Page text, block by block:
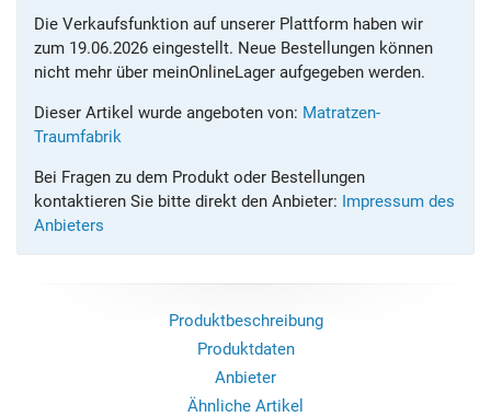
Die Verkaufsfunktion auf unserer Plattform haben wir
zum 19.06.2026 eingestellt. Neue Bestellungen können
nicht mehr über meinOnlineLager aufgegeben werden.
Dieser Artikel wurde angeboten von: Matratzen-
Traumfabrik
Bei Fragen zu dem Produkt oder Bestellungen
kontaktieren Sie bitte direkt den Anbieter: Impressum des
Anbieters
Produktbeschreibung
Produktdaten
Anbieter
Ähnliche Artikel